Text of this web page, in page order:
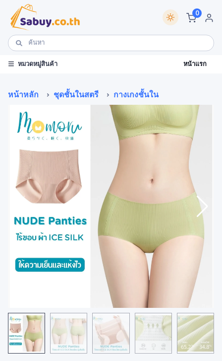
0
หมวดหมู่สินค้า หน้าแรก
หน้าหลัก ชุดชั้นในสตรี กางเกงชั้นใน